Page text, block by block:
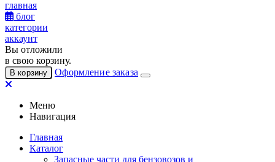
главная
блог
категории
аккаунт
Вы отложили
в свою корзину.
В корзину Оформление заказа
Меню
Навигация
Главная
Каталог
Запасные части для бензовозов и